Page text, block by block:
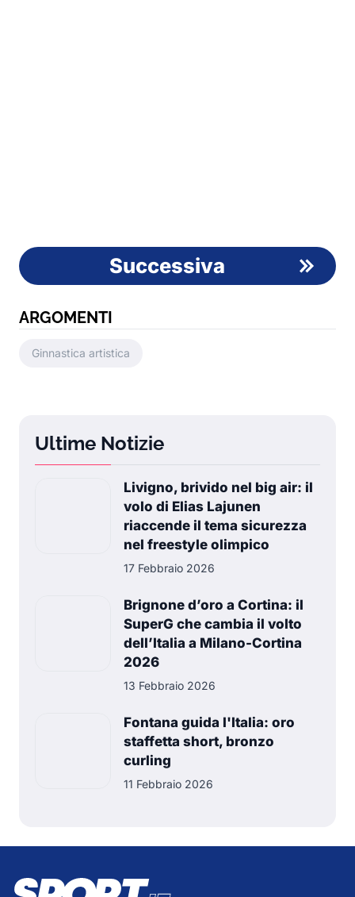
Successiva
ARGOMENTI
Ginnastica artistica
Ultime Notizie
Livigno, brivido nel big air: il
volo di Elias Lajunen
riaccende il tema sicurezza
nel freestyle olimpico
17 Febbraio 2026
Brignone d’oro a Cortina: il
SuperG che cambia il volto
dell’Italia a Milano-Cortina
2026
13 Febbraio 2026
Fontana guida l'Italia: oro
staffetta short, bronzo
curling
11 Febbraio 2026